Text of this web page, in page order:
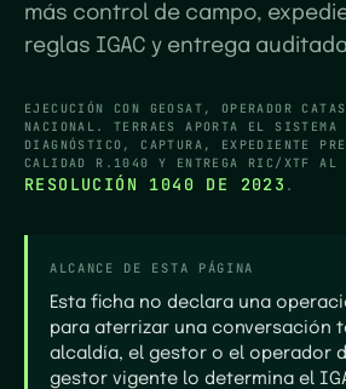
más control de campo,
reglas IGAC y entrega
EJECUCIÓN CON GEOSAT, OPERADOR
NACIONAL. TERRAES APORTA EL SISTEMA
DIAGNÓSTICO, CAPTURA, EXPEDIENTE
CALIDAD R.1040 Y ENTREGA RIC/XTF
RESOLUCIÓN 1040 DE 2023 .
ALCANCE DE ESTA PÁGINA
Esta ficha no declara una
para aterrizar una conversación
alcaldía, el gestor o el operador
gestor vigente lo determina el